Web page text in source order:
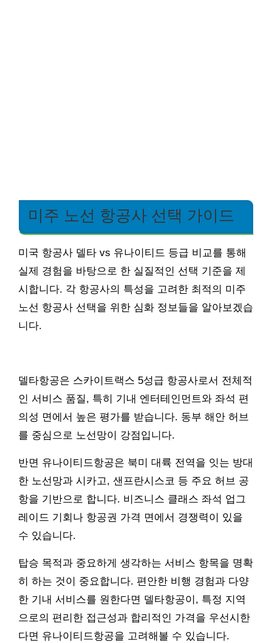
미주 노선 항공사 선택 가이드
미국 항공사 델타 vs 유나이티드 등급 비교를 통해
실제 경험을 바탕으로 한 실질적인 선택 기준을 제
시합니다. 각 항공사의 특성을 고려한 최적의 미주
노선 항공사 선택을 위한 심화 정보들을 알아보겠습
니다.
델타항공은 스카이트랙스 5성급 항공사로서 전체적
인 서비스 품질, 특히 기내 엔터테인먼트와 좌석 편
의성 면에서 높은 평가를 받습니다. 동부 해안 허브
를 중심으로 노선망이 강점입니다.
반면 유나이티드항공은 북미 대륙 전역을 잇는 방대
한 노선망과 시카고, 샌프란시스코 등 주요 허브 공
항을 기반으로 합니다. 비즈니스 클래스 좌석 업그
레이드 기회나 항공권 가격 면에서 경쟁력이 있을
수 있습니다.
탑승 목적과 중요하게 생각하는 서비스 항목을 명확
히 하는 것이 중요합니다. 편안한 비행 경험과 다양
한 기내 서비스를 원한다면 델타항공이, 특정 지역
으로의 편리한 접근성과 합리적인 가격을 우선시한
다면 유나이티드항공을 고려해볼 수 있습니다.